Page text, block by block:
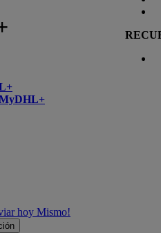
MyDHL+
hoy Mismo!